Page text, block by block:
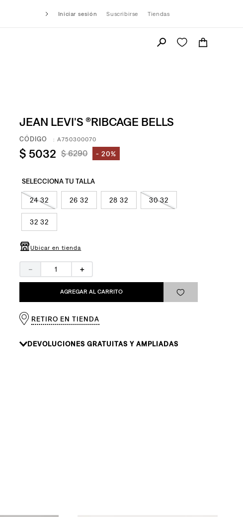
Iniciar sesión Suscribirse Tiendas
JEAN LEVI'S ®RIBCAGE BELLS
:A750300070
$ 5032 $ 6290 20%
24 32 26 32 28 32 30 32
32 32
Ubicar en tienda
＋
－
AGREGAR AL CARRITO
RETIRO EN TIENDA
DEVOLUCIONES GRATUITAS Y AMPLIADAS